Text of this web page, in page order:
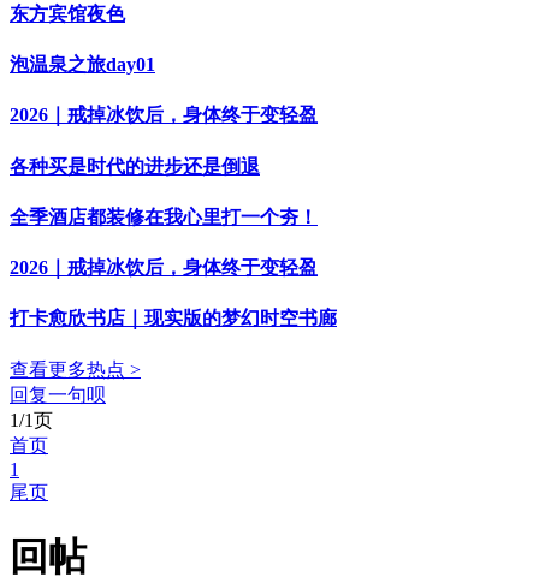
东方宾馆夜色
泡温泉之旅day01
2026｜戒掉冰饮后，身体终于变轻盈
各种买是时代的进步还是倒退
全季酒店都装修在我心里打一个夯！
2026｜戒掉冰饮后，身体终于变轻盈
打卡愈欣书店｜现实版的梦幻时空书廊
查看更多热点 >
回复一句呗
1/1页
首页
1
尾页
回帖